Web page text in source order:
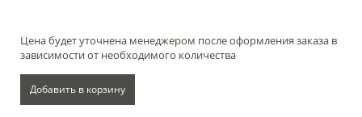
Цена будет уточнена менеджером после оформления заказа в
зависимости от необходимого количества
Добавить в корзину